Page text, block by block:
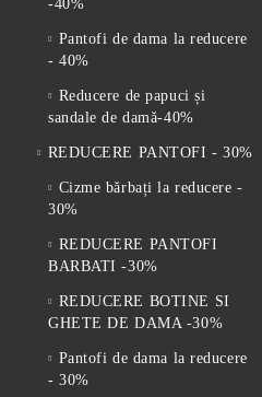
-40%
Pantofi de dama la reducere
- 40%
Reducere de papuci și
sandale de damă-40%
REDUCERE PANTOFI - 30%
Cizme bărbați la reducere -
30%
REDUCERE PANTOFI
BARBATI -30%
REDUCERE BOTINE SI
GHETE DE DAMA -30%
Pantofi de dama la reducere
- 30%